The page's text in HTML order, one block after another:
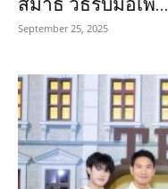
สมาธิ วิธีรับมือเพื...
September 25, 2025